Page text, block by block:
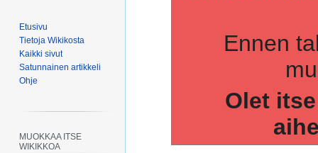
Ennen
Olet
Etusivu
Tietoja Wikikosta
Kaikki sivut
Satunnainen artikkeli
Ohje
MUOKKAA ITSE
WIKIKKOA